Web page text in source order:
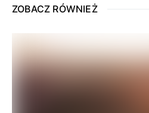
ZOBACZ RÓWNIEŻ